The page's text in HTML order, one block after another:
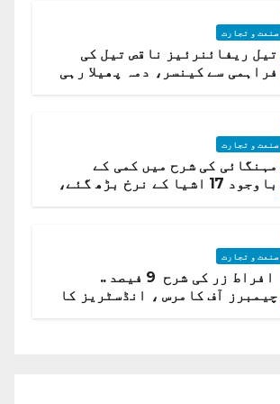
صنعت و تجارت
تیل ریفائنرئیز ناقص تیل کی
فراہمی سے کینسر، دمہ پھیلا رہی
صنعت و تجارت
مہنگائی کی شرح میں کمی کے
باوجود 17 اشیا کے نرخ بڑھ گئے،
صنعت و تجارت
افراط زر کی شرح 9 فیصد ..
چیمبرز آف کامرس ، انڈسٹریز کا